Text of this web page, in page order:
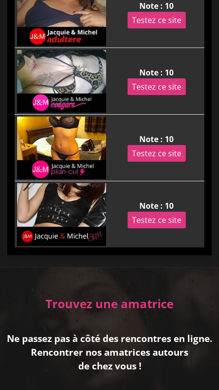
Note : 10
Testez ce site
Note : 10
Testez ce site
Note : 10
Testez ce site
Note : 10
Testez ce site
Trouvez une amatrice
Ne passez pas à côté des rencontres en ligne.
Rencontrer nos amatrices autours
de chez vous !